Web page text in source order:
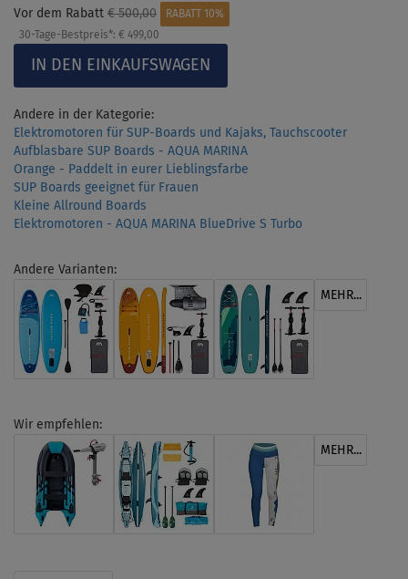
Vor dem Rabatt € 500,00
RABATT 10%
30-Tage-Bestpreis*: € 499,00
Andere in der Kategorie:
Elektromotoren für SUP-Boards und Kajaks, Tauchscooter
Aufblasbare SUP Boards - AQUA MARINA
Orange - Paddelt in eurer Lieblingsfarbe
SUP Boards geeignet für Frauen
Kleine Allround Boards
Elektromotoren - AQUA MARINA BlueDrive S Turbo
Andere Varianten:
MEHR...
Wir empfehlen:
MEHR...